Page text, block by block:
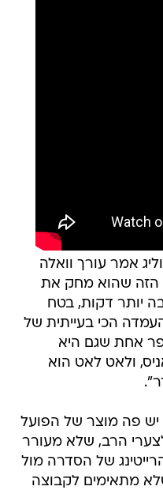
אמר עורך וואלה
הזה שהוא מחק את
יותר דקות, בטח
הכי בעייתית של
אחת שגם היא
ולאט לאט הוא
יש פה מוצר של הפועל
הרב, שלא מעורר
של הסדרה מול
מתאימים לקבוצה